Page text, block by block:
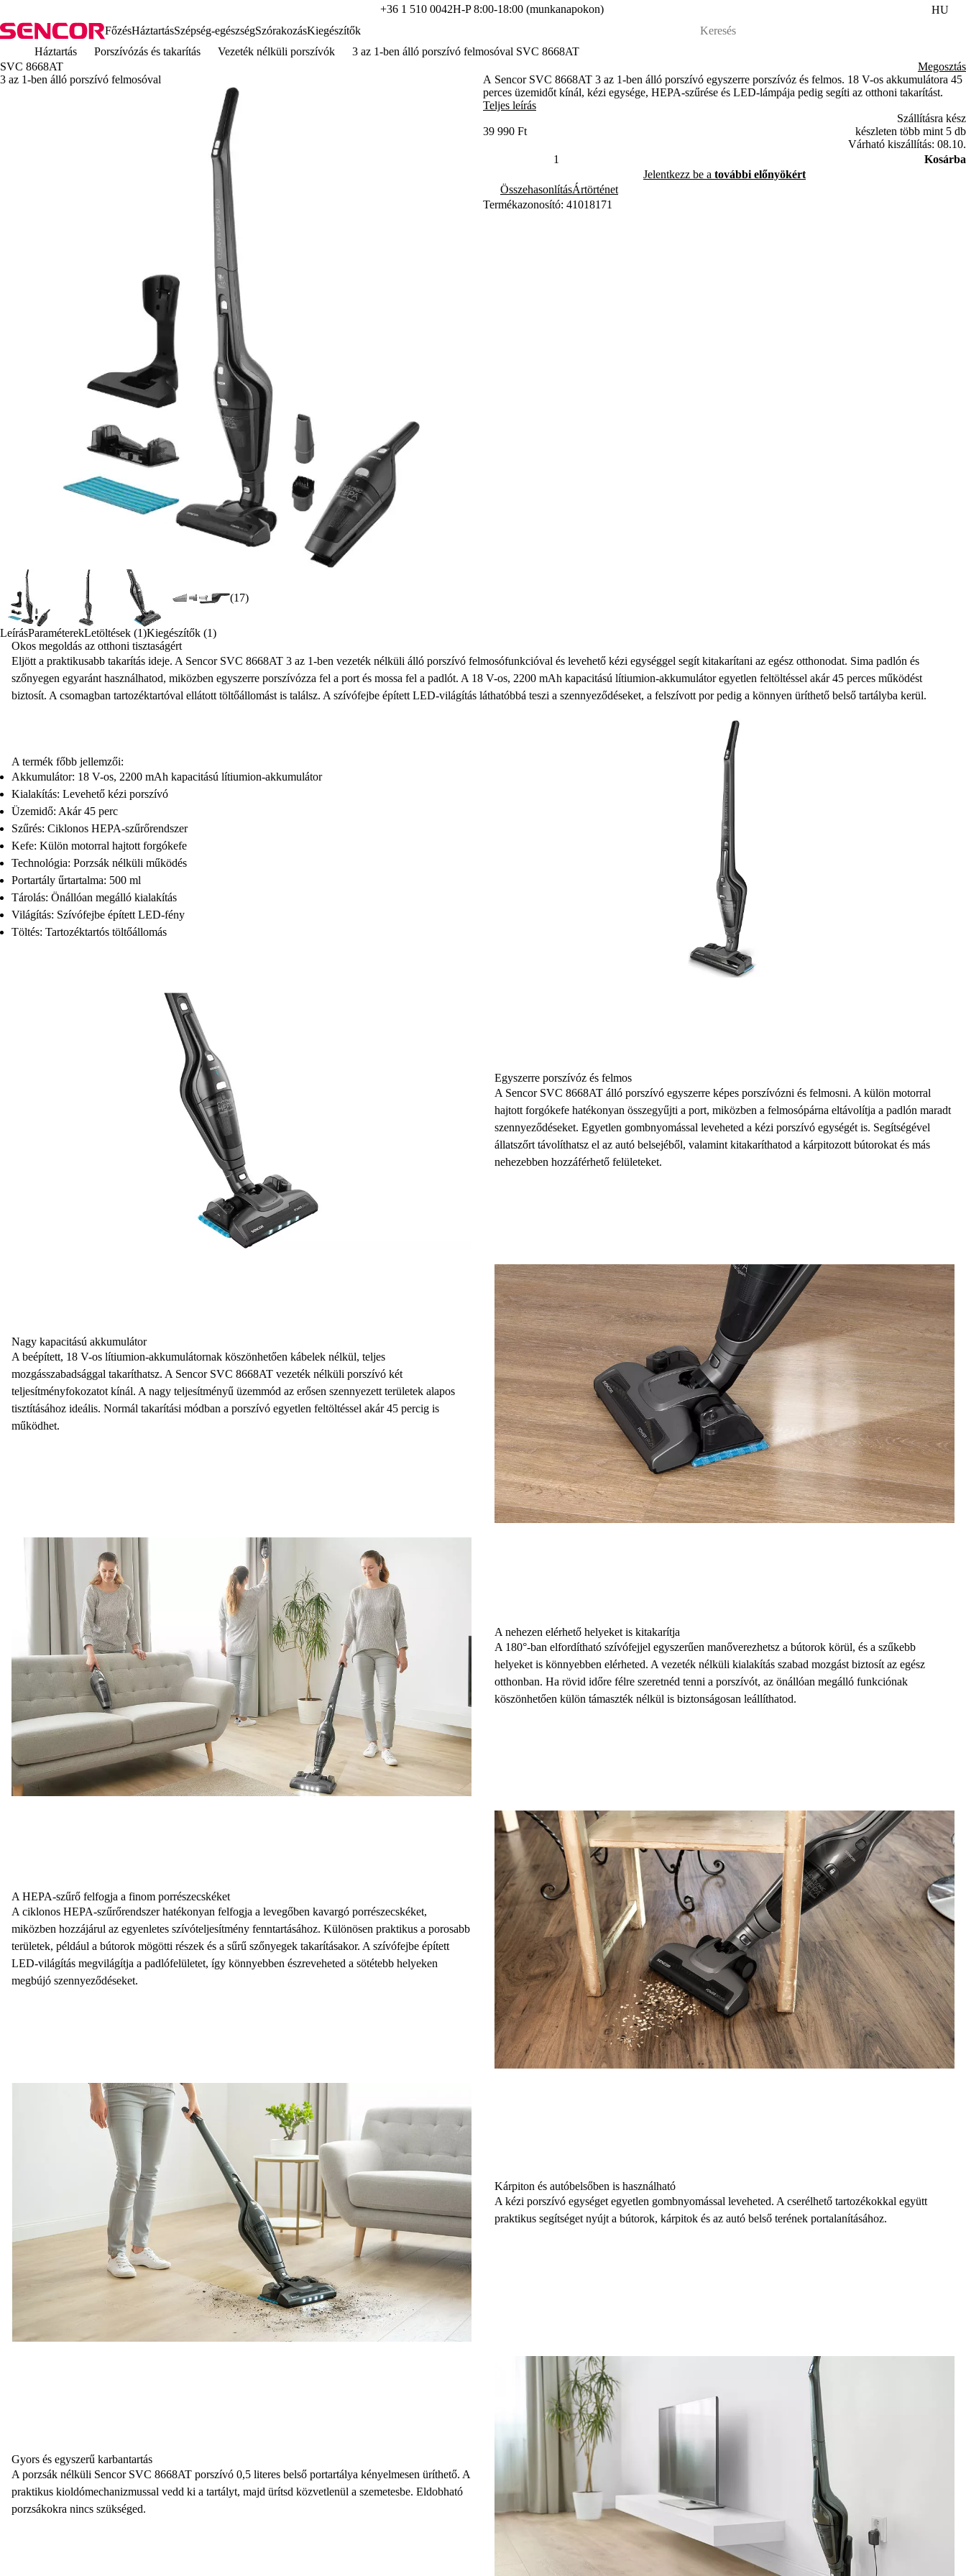
+36 1 510 0042H-P 8:00-18:00 (munkanapokon)
HU
FőzésHáztartásSzépség-egészségSzórakozásKiegészítők
Háztartás
Porszívózás és takarítás Vezeték nélküli porszívók
3 az 1-ben álló porszívó felmosóval SVC 8668AT
SVC 8668AT
3 az 1-ben álló porszívó felmosóval
(17)
Megosztás
A Sencor SVC 8668AT 3 az 1-ben álló porszívó egyszerre porszívóz és felmos. 18 V-os akkumulátora 45
perces üzemidőt kínál, kézi egysége, HEPA-szűrése és LED-lámpája pedig segíti az otthoni takarítást.
Teljes leírás
39 990 Ft
Szállításra kész
készleten több mint 5 db
Várható kiszállítás: 08.10.
Kosárba
Jelentkezz be a további előnyökért
ÖsszehasonlításÁrtörténet
Termékazonosító: 41018171
LeírásParaméterekLetöltések (1)Kiegészítők (1)
Okos megoldás az otthoni tisztaságért
Eljött a praktikusabb takarítás ideje. A Sencor SVC 8668AT 3 az 1-ben vezeték nélküli álló porszívó felmosófunkcióval és levehető kézi egységgel segít kitakarítani az egész otthonodat. Sima padlón és
szőnyegen egyaránt használhatod, miközben egyszerre porszívózza fel a port és mossa fel a padlót. A 18 V-os, 2200 mAh kapacitású lítiumion-akkumulátoregyetlen feltöltéssel akár 45 perces működést
biztosít. A csomagban tartozéktartóval ellátott töltőállomást is találsz. A szívófejbe épített LED-világítás láthatóbbá teszi a szennyeződéseket, a felszívott por pedig a könnyen üríthető belső tartályba kerül.
A termék főbb jellemzői:
Akkumulátor: 18 V-os, 2200 mAh kapacitású lítiumion-akkumulátor
Kialakítás: Levehető kézi porszívó
Üzemidő: Akár 45 perc
Szűrés: Ciklonos HEPA-szűrőrendszer
Kefe: Külön motorral hajtott forgókefe
Technológia: Porzsák nélküli működés
Portartály űrtartalma: 500 ml
Tárolás: Önállóan megálló kialakítás
Világítás: Szívófejbe épített LED-fény
Töltés: Tartozéktartós töltőállomás
Egyszerre porszívóz és felmos
A Sencor SVC 8668AT álló porszívó egyszerre képes porszívózni és felmosni. A külön motorral
hajtott forgókefe hatékonyan összegyűjti a port, miközben a felmosópárna eltávolítja a padlón maradt
szennyeződéseket. Egyetlen gombnyomással leveheted a kézi porszívó egységét is. Segítségével
állatszőrt távolíthatsz el az autó belsejéből, valamint kitakaríthatod a kárpitozott bútorokat és más
nehezebben hozzáférhető felületeket.
Nagy kapacitású akkumulátor
A beépített, 18 V-os lítiumion-akkumulátornak köszönhetően kábelek nélkül, teljes
mozgásszabadsággal takaríthatsz. A Sencor SVC 8668AT vezeték nélküli porszívó két
teljesítményfokozatot kínál. A nagy teljesítményű üzemmód az erősen szennyezett területek alapos
tisztításához ideális. Normál takarítási módban a porszívó egyetlen feltöltéssel akár 45 percig is
működhet.
A nehezen elérhető helyeket is kitakarítja
A 180°-ban elfordítható szívófejjel egyszerűen manőverezhetsz a bútorok körül, és a szűkebb
helyeket is könnyebben elérheted. A vezeték nélküli kialakítás szabad mozgást biztosít az egész
otthonban. Ha rövid időre félre szeretnéd tenni a porszívót, az önállóan megálló funkciónak
köszönhetően külön támaszték nélkül is biztonságosan leállíthatod.
A HEPA-szűrő felfogja a finom porrészecskéket
A ciklonos HEPA-szűrőrendszerhatékonyan felfogja a levegőben kavargó porrészecskéket,
miközben hozzájárul az egyenletes szívóteljesítmény fenntartásához. Különösen praktikus a porosabb
területek, például a bútorok mögötti részek és a sűrű szőnyegek takarításakor. A szívófejbe épített
LED-világítás megvilágítja a padlófelületet, így könnyebben észreveheted a sötétebb helyeken
megbújó szennyeződéseket.
Kárpiton és autóbelsőben is használható
A kézi porszívó egységet egyetlen gombnyomással leveheted. A cserélhető tartozékokkal együtt
praktikus segítséget nyújt a bútorok, kárpitok és az autó belső terének portalanításához.
Gyors és egyszerű karbantartás
A porzsák nélküli Sencor SVC 8668AT porszívó 0,5 literes belső portartálya kényelmesen üríthető. A
praktikus kioldómechanizmussal vedd ki a tartályt, majd ürítsd közvetlenül a szemetesbe. Eldobható
porzsákokra nincs szükséged.